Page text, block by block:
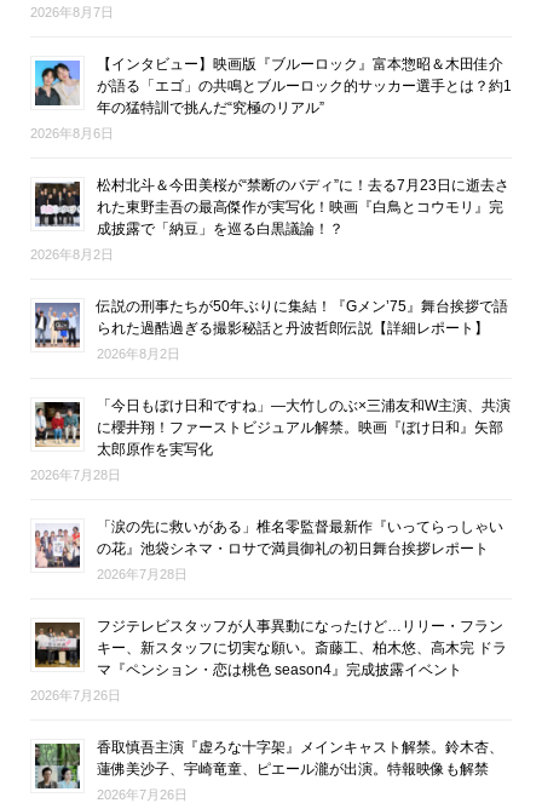
2026年8月7日
【インタビュー】映画版『ブルーロック』富本惣昭＆木田佳介
が語る「エゴ」の共鳴とブルーロック的サッカー選手とは？約1
年の猛特訓で挑んだ“究極のリアル”
2026年8月6日
松村北斗＆今田美桜が“禁断のバディ”に！去る7月23日に逝去さ
れた東野圭吾の最高傑作が実写化！映画『白鳥とコウモリ』完
成披露で「納豆」を巡る白黒議論！？
2026年8月2日
伝説の刑事たちが50年ぶりに集結！『Gメン’75』舞台挨拶で語
られた過酷過ぎる撮影秘話と丹波哲郎伝説【詳細レポート】
2026年8月2日
「今日もぼけ日和ですね」―大竹しのぶ×三浦友和W主演、共演
に櫻井翔！ファーストビジュアル解禁。映画『ぼけ日和』矢部
太郎原作を実写化
2026年7月28日
「涙の先に救いがある」椎名零監督最新作『いってらっしゃい
の花』池袋シネマ・ロサで満員御礼の初日舞台挨拶レポート
2026年7月28日
フジテレビスタッフが人事異動になったけど…リリー・フラン
キー、新スタッフに切実な願い。斎藤工、柏木悠、高木完 ドラ
マ『ペンション・恋は桃色 season4』完成披露イベント
2026年7月26日
香取慎吾主演『虚ろな十字架』メインキャスト解禁。鈴木杏、
蓮佛美沙子、宇崎竜童、ピエール瀧が出演。特報映像も解禁
2026年7月26日